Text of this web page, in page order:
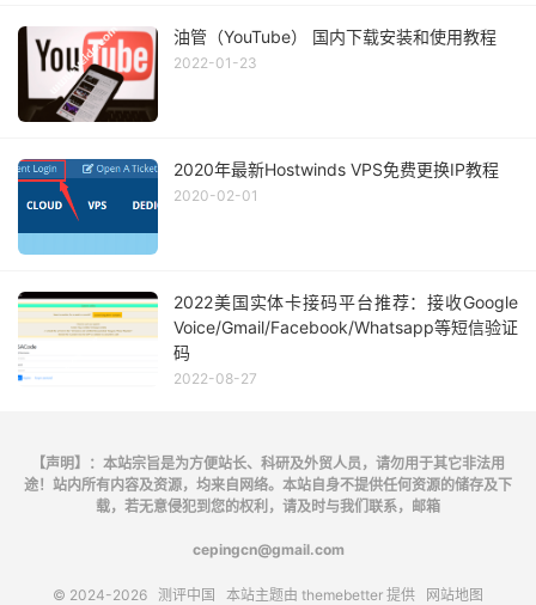
油管（YouTube） 国内下载安装和使用教程
2022-01-23
2020年最新Hostwinds VPS免费更换IP教程
2020-02-01
2022美国实体卡接码平台推荐：接收Google
Voice/Gmail/Facebook/Whatsapp等短信验证
码
2022-08-27
【声明】：本站宗旨是为方便站长、科研及外贸人员，请勿用于其它非法用
途！站内所有内容及资源，均来自网络。本站自身不提供任何资源的储存及下
载，若无意侵犯到您的权利，请及时与我们联系，邮箱
cepingcn@gmail.com
© 2024-2026 测评中国 本站主题由 themebetter 提供 网站地图